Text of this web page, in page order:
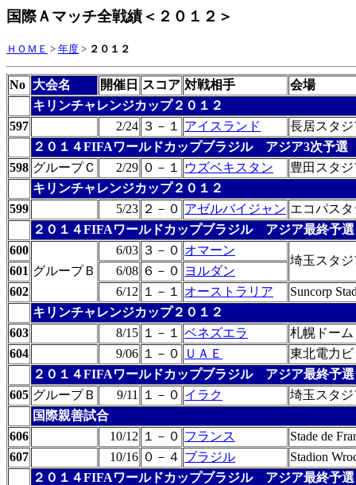
国際Ａマッチ全戦績＜２０１２＞
ＨＯＭＥ > 年度 > ２０１２
No 大会名 開催日 スコア 対戦相手
会場
キリンチャレンジカップ２０１２
597
2/24 ３－１ アイスランド
長居スタ
２０１４FIFAワールドカップブラジル アジア3次予選
598 グループＣ 2/29 ０－１ ウズベキスタン
豊田スタ
キリンチャレンジカップ２０１２
599
5/23 ２－０ アゼルバイジャン エコパス
２０１４FIFAワールドカップブラジル アジア最終予選
600
グループＢ
6/03 ３－０ オマーン
埼玉スタ
601 6/08 ６－０ ヨルダン
602
6/12 １－１ オーストラリア
Suncorp
キリンチャレンジカップ２０１２
603
8/15 １－１ ベネズエラ
札幌ドーム
604
9/06 １－０ ＵＡＥ
東北電力
２０１４FIFAワールドカップブラジル アジア最終予選
605 グループＢ 9/11 １－０ イラク
埼玉スタ
国際親善試合
606
10/12 １－０ フランス
Stade de
607
10/16 ０－４ ブラジル
Stadion
２０１４FIFAワールドカップブラジル アジア最終予選